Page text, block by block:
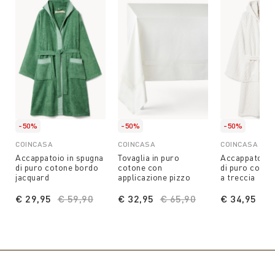
-50%
COINCASA
Accappatoio in spugna
di puro cotone bordo
jacquard
Price reduced from
€ 59,90
€ 29,95
-50%
COINCASA
Tovaglia in puro
cotone con
applicazione pizzo
Price reduced from
€ 65,90
€ 32,95
-50%
COINCASA
Accappatoio
di puro
a treccia
€ 34,95